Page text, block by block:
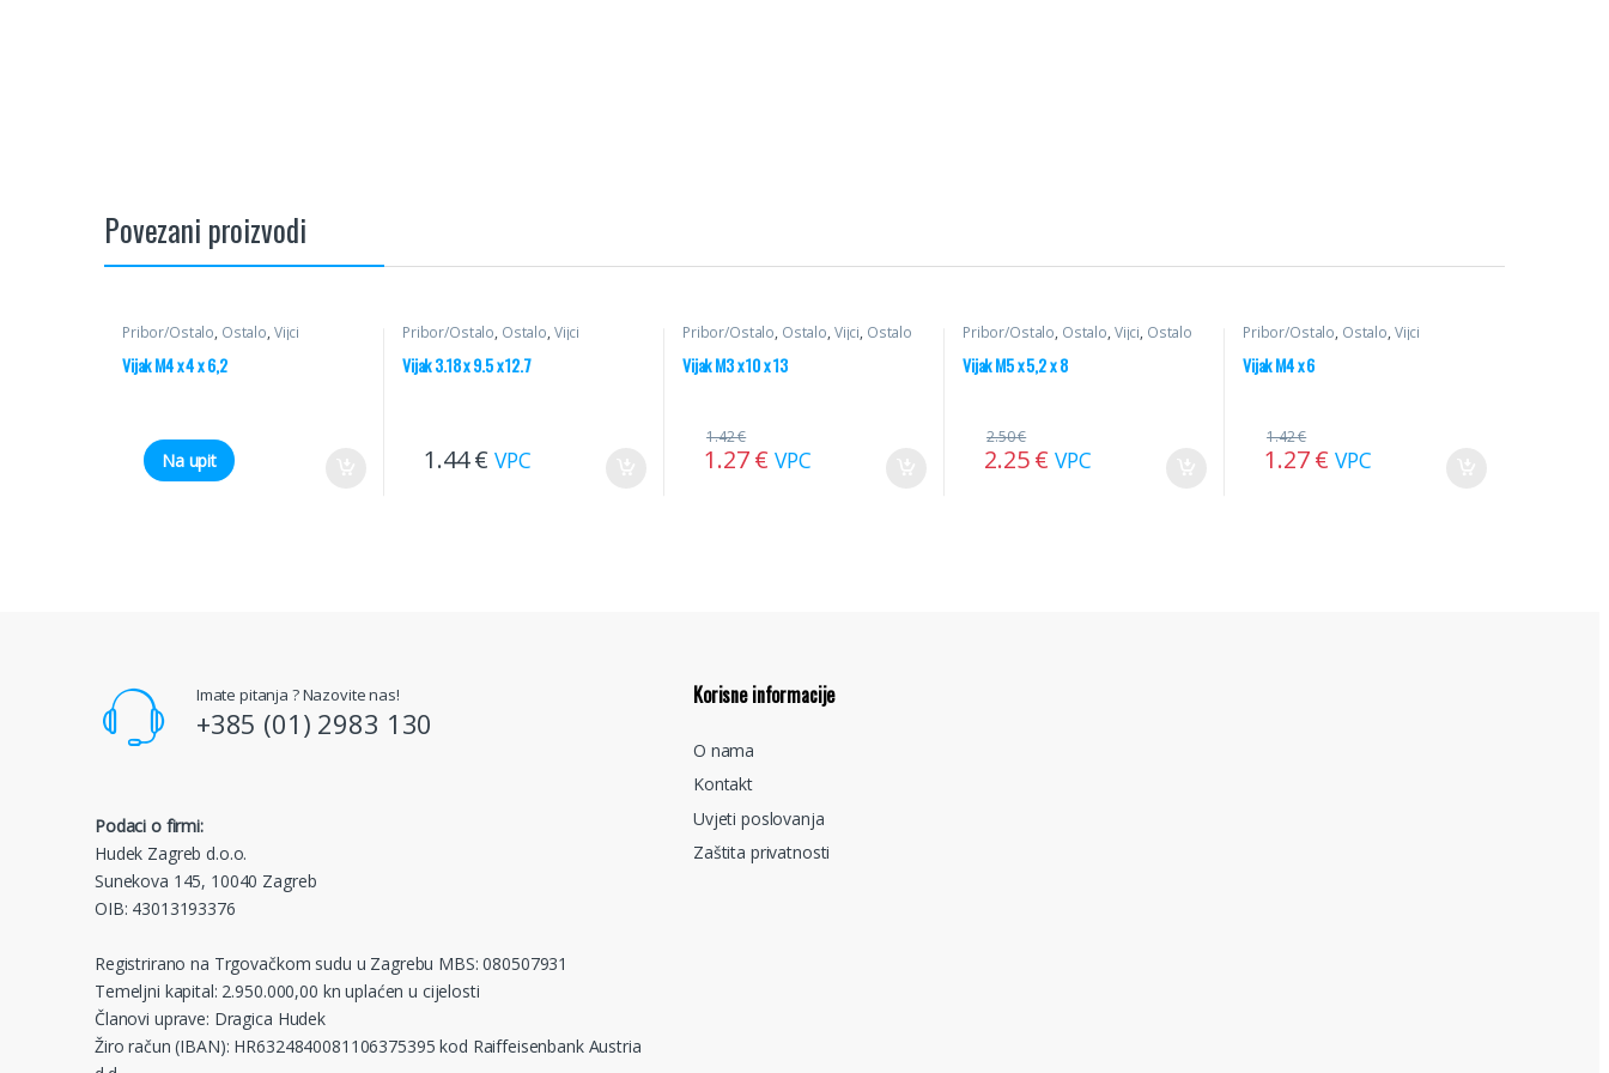
Povezani proizvodi
Pribor/Ostalo, Ostalo, Vijci
Vijak M4 x 4 x 6,2
Na upit
Pribor/Ostalo, Ostalo, Vijci
Vijak 3.18 x 9.5 x 12.7
1.44€ VPC
Pribor/Ostalo, Ostalo, Vijci, Ostalo
Vijak M3 x 10 x 13
1.27€
1.42€
VPC
Pribor/Ostalo, Ostalo, Vijci, Ostalo
Vijak M5 x 5,2 x 8
2.25€
2.50€
VPC
Pribor/Ostalo, Ostalo, Vijci
Vijak M4 x 6
1.27€
1.42€
VPC
Imate pitanja ? Nazovite nas!
+385 (01) 2983 130
Podaci o firmi:
Hudek Zagreb d.o.o.
Sunekova 145, 10040 Zagreb
OIB: 43013193376
Registrirano na Trgovačkom sudu u Zagrebu MBS: 080507931
Temeljni kapital: 2.950.000,00 kn uplaćen u cijelosti
Članovi uprave: Dragica Hudek
Žiro račun (IBAN): HR6324840081106375395 kod Raiffeisenbank Austria
Korisne informacije
O nama
Kontakt
Uvjeti poslovanja
Zaštita privatnosti